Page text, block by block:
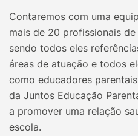
Contaremos com uma
mais de 20 profissionais
sendo todos eles
áreas de atuação e todos
como educadores
da Juntos Educação
a promover uma relação
escola.